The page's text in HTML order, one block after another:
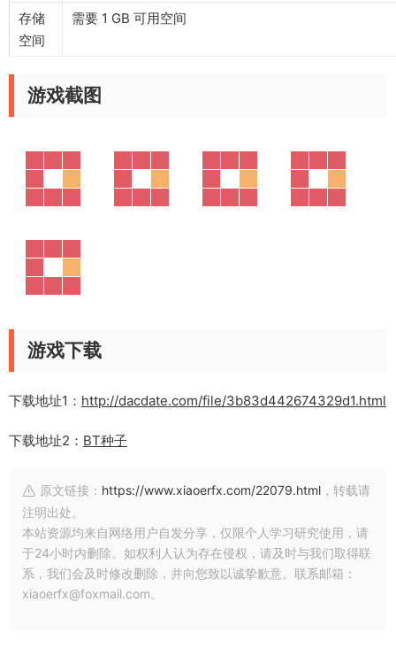
存储
空间
需要 1 GB 可用空间
游戏截图
游戏下载
下载地址1： http://dacdate.com/file/3b83d442674329d1.html
下载地址2： BT种子
原文链接： https://www.xiaoerfx.com/22079.html ，转载请
注明出处。
本站资源均来自网络用户自发分享，仅限个人学习研究使用，请
于24小时内删除。如权利人认为存在侵权，请及时与我们取得联
系，我们会及时修改删除，并向您致以诚挚歉意。联系邮箱：
xiaoerfx@foxmail.com。